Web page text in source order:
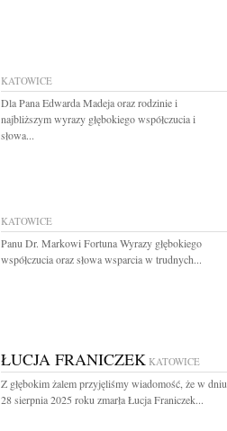
KATOWICE
Dla Pana Edwarda Madeja oraz rodzinie i
najbliższym wyrazy głębokiego współczucia i
słowa...
KATOWICE
Panu Dr. Markowi Fortuna Wyrazy głębokiego
współczucia oraz słowa wsparcia w trudnych...
ŁUCJA FRANICZEK KATOWICE
Z głębokim żalem przyjęliśmy wiadomość, że w dniu
28 sierpnia 2025 roku zmarła Łucja Franiczek...